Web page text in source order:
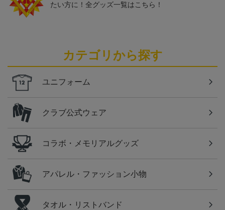
たい方に！全グッズ一覧はこちら！
カテゴリから探す
ユニフォーム
クラブ公式ウェア
コラボ・メモリアルグッズ
アパレル・ファッション小物
タオル・リストバンド